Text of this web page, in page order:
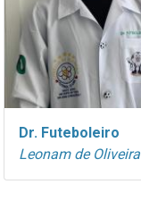
Dr. Futeboleiro
Leonam de Oliveira